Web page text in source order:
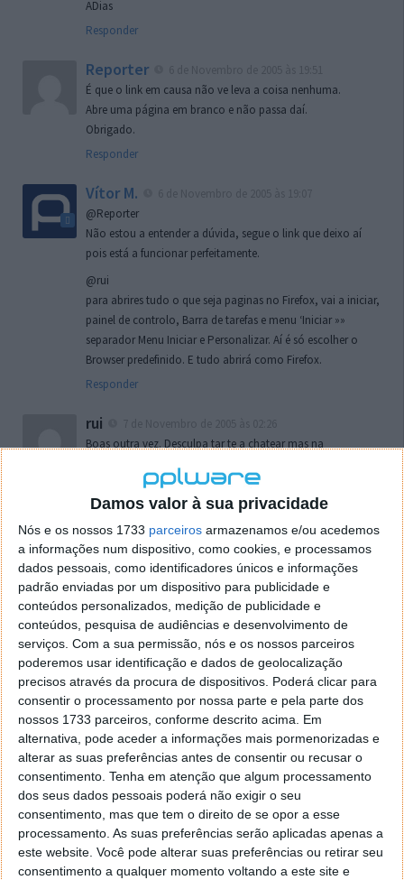
Damos valor à sua privacidade
Nós e os nossos 1733 parceiros armazenamos e/ou acedemos
a informações num dispositivo, como cookies, e processamos
dados pessoais, como identificadores únicos e informações
padrão enviadas por um dispositivo para publicidade e
conteúdos personalizados, medição de publicidade e
conteúdos, pesquisa de audiências e desenvolvimento de
serviços. Com a sua permissão, nós e os nossos parceiros
poderemos usar identificação e dados de geolocalização
precisos através da procura de dispositivos. Poderá clicar para
consentir o processamento por nossa parte e pela parte dos
nossos 1733 parceiros, conforme descrito acima. Em
alternativa, pode aceder a informações mais pormenorizadas e
alterar as suas preferências antes de consentir ou recusar o
consentimento. Tenha em atenção que algum processamento
dos seus dados pessoais poderá não exigir o seu
consentimento, mas que tem o direito de se opor a esse
processamento. As suas preferências serão aplicadas apenas a
este website. Você pode alterar suas preferências ou retirar seu
consentimento a qualquer momento voltando a este site e
ADias
Responder
Reporter
É que o link em causa não ve leva a coisa nenhuma.
Abre uma página em branco e não passa daí.
Obrigado.
Responder
Vítor M.
@Reporter
Não estou a entender a dúvida, segue o link que deixo aí
pois está a funcionar perfeitamente.
@rui
para abrires tudo o que seja paginas no Firefox, vai a iniciar,
painel de controlo, Barra de tarefas e menu ‘Iniciar »»
separador Menu Iniciar e Personalizar. Aí é só escolher o
Browser predefinido. E tudo abrirá como Firefox.
Responder
rui
Boas outra vez. Desculpa tar te a chatear mas na
o firefox como browser predefenido
de control tudo e nada. Tou a comecar a desesperar, ate ja
tentei apagar o explorer na tentativa de forçar o uso do
firefox mas em vao. Kaso te lembres de outra dica fico
agradecido, caso contrario obrigado a mesma
Responder
Vítor M.
7 de Novembro de 2005 às 01:39
@Reporter
Desculpa mas o link funciona. Seja como for segue por mail
o MSn Messenger 8.
Responder
Vítor M.
7 de Novembro de 2005 às 11:21
@Rui
Tens de encontrar o que te falei. Faz da seguinte maneira,
janela iniciar e no topo dessa janela com o botão direito do
rato faz propriedades. Depois no separador Menu ‘Iniciar’
clica no botão ‘Personalizar’ aí encontrarás no separador
geral a opção para escolheres o Browser com que queres